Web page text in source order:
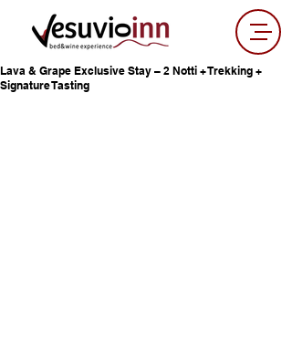
Lava & Grape Exclusive Stay – 2 Notti + Trekking +
Signature Tasting